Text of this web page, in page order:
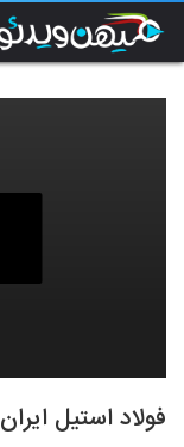
فولاد استیل ایران